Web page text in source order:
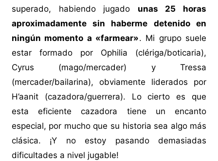
superado, habiendo jugado unas 25 horas
aproximadamente sin haberme detenido en
ningún momento a «farmear». Mi grupo suele
estar formado por Ophilia (clériga/boticaria),
Cyrus (mago/mercader) y Tressa
(mercader/bailarina), obviamente liderados por
H’aanit (cazadora/guerrera). Lo cierto es que
esta eficiente cazadora tiene un encanto
especial, por mucho que su historia sea algo más
clásica. ¡Y no estoy pasando demasiadas
dificultades a nivel jugable!